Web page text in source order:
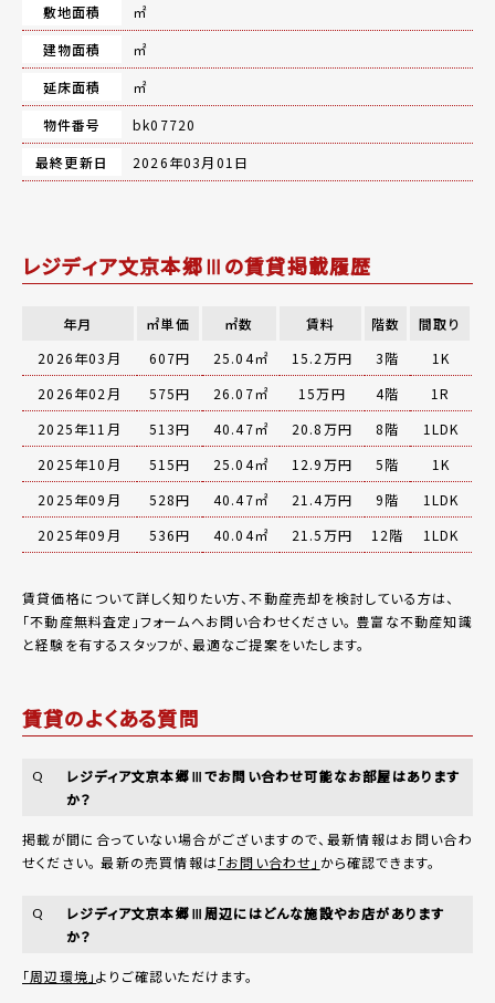
敷地面積
㎡
建物面積
㎡
延床面積
㎡
物件番号
bk07720
最終更新日
2026年03月01日
レジディア文京本郷Ⅲの賃貸掲載履歴
年月 ㎡単価 ㎡数 賃料 階数
間取り
2026年03月
607円 25.04㎡ 15.2万円 3階
1K
2026年02月
575円 26.07㎡ 15万円 4階
1R
2025年11月
513円 40.47㎡ 20.8万円 8階
1LDK
2025年10月
515円 25.04㎡ 12.9万円 5階
1K
2025年09月
528円 40.47㎡ 21.4万円 9階
1LDK
2025年09月
536円 40.04㎡ 21.5万円 12階 1LDK
賃貸価格について詳しく知りたい方、不動産売却を検討している方は、
「不動産無料査定 」フォームへお問い合わせください。 豊富な不動産知識
と経験を有するスタッフが、最適なご提案をいたします。
賃貸のよくある質問
Q
レジディア文京本郷Ⅲでお問い合わせ可能なお部屋はあります
か？
掲載が間に合っていない場合がございますので、最新情報はお問い合わ
せください。 最新の売買情報は「お問い合わせ」 から確認できます。
Q
レジディア文京本郷Ⅲ周辺にはどんな施設やお店があります
か？
「周辺環境」よりご確認いただけます。